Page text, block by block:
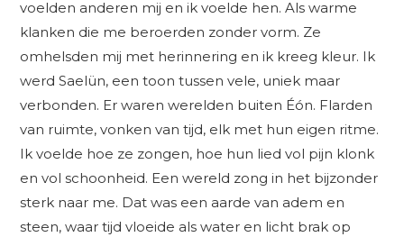
voelden anderen mij en ik voelde hen. Als warme
klanken die me beroerden zonder vorm. Ze
omhelsden mij met herinnering en ik kreeg kleur. Ik
werd Saelün, een toon tussen vele, uniek maar
verbonden. Er waren werelden buiten Éón. Flarden
van ruimte, vonken van tijd, elk met hun eigen ritme.
Ik voelde hoe ze zongen, hoe hun lied vol pijn klonk
en vol schoonheid. Een wereld zong in het bijzonder
sterk naar me. Dat was een aarde van adem en
steen, waar tijd vloeide als water en licht brak op